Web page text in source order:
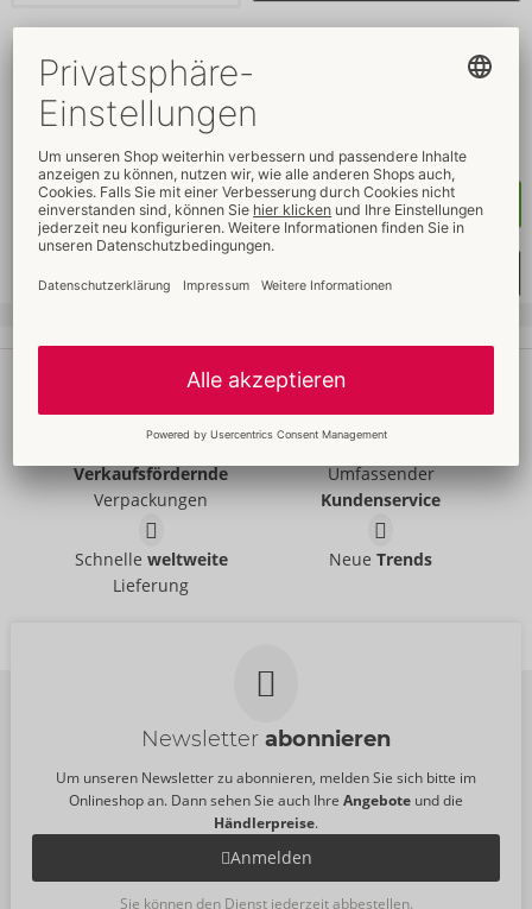
Flutschi
UVP:
Größe: 500 ml
Kaufen
Ihre Vorteilebeim ORION Wholesale
FairePreise Gratis-Werbemittel
Verkaufsfördernde
Verpackungen
Umfassender
Kundenservice
Schnelle weltweite
Lieferung
NeueTrends
Newsletter abonnieren
Um unseren Newsletter zu abonnieren, melden Sie sich bitte im
Onlineshop an. Dann sehen Sie auch Ihre Angebote und die
Händlerpreise.
Anmelden
Sie können den Dienst jederzeit abbestellen.